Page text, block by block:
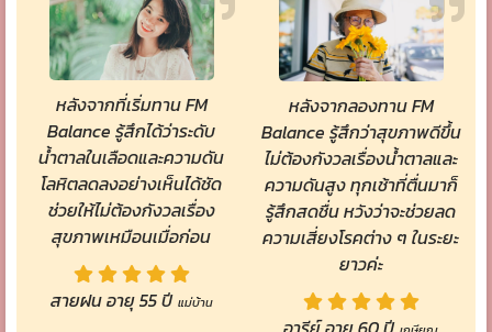
หลังจากที่เริ่มทาน FM
Balance รู้สึกได้ว่าระดับ
น้ำตาลในเลือดและความดัน
โลหิตลดลงอย่างเห็นได้ชัด
ช่วยให้ไม่ต้องกังวลเรื่อง
สุขภาพเหมือนเมื่อก่อน
สายฝน อายุ 55 ปี แม่บ้าน
หลังจากลองทาน FM
Balance รู้สึกว่าสุขภาพดีขึ้น
ไม่ต้องกังวลเรื่องน้ำตาลและ
ความดันสูง ทุกเช้าที่ตื่นมาก็
รู้สึกสดชื่น หวังว่าจะช่วยลด
ความเสี่ยงโรคต่าง ๆ ในระยะ
ยาวค่ะ